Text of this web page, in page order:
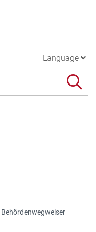
Language
Behördenwegweiser